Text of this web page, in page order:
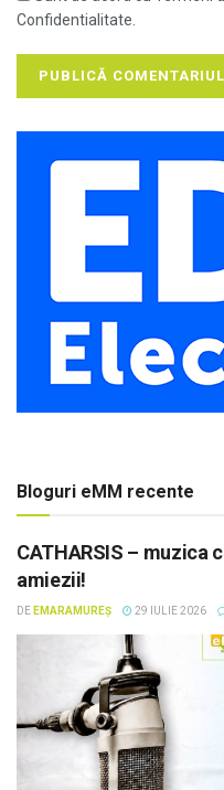
Confidentialitate.
Bloguri eMM recente
CATHARSIS – muzica
amiezii!
DE EMARAMUREȘ 29 IULIE 2026